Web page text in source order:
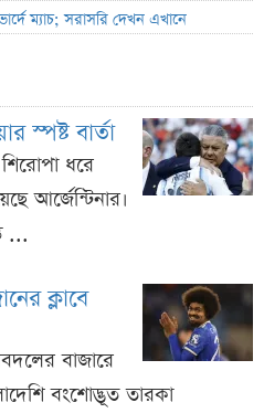
ম্যাচ; সরাসরি দেখন এখানে
স্পষ্ট বার্তা
ধরে
আর্জেন্টিনার।
...
ক্লাবে
বাজারে
বংশোদ্ভূত তারকা